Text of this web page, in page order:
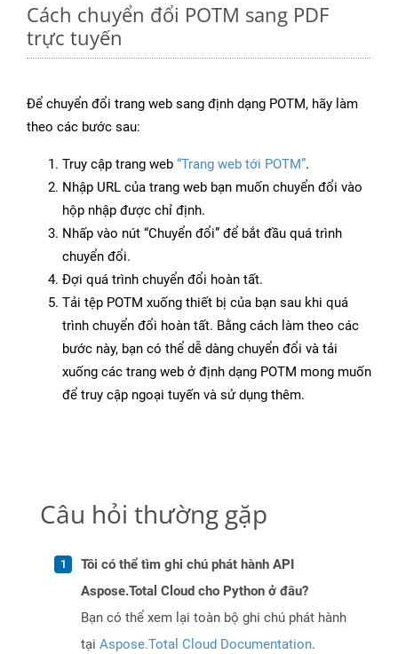
Cách chuyển đổi POTM sang PDF
trực tuyến
Để chuyển đổi trang web sang định dạng POTM, hãy làm
theo các bước sau:
Truy cập trang web “Trang web tới POTM”.
Nhập URL của trang web bạn muốn chuyển đổi vào
hộp nhập được chỉ định.
Nhấp vào nút “Chuyển đổi” để bắt đầu quá trình
chuyển đổi.
Đợi quá trình chuyển đổi hoàn tất.
Tải tệp POTM xuống thiết bị của bạn sau khi quá
trình chuyển đổi hoàn tất. Bằng cách làm theo các
bước này, bạn có thể dễ dàng chuyển đổi và tải
xuống các trang web ở định dạng POTM mong muốn
để truy cập ngoại tuyến và sử dụng thêm.
Câu hỏi thường gặp
Tôi có thể tìm ghi chú phát hành API
Aspose.Total Cloud cho Python ở đâu?
Bạn có thể xem lại toàn bộ ghi chú phát hành
tại Aspose.Total Cloud Documentation.